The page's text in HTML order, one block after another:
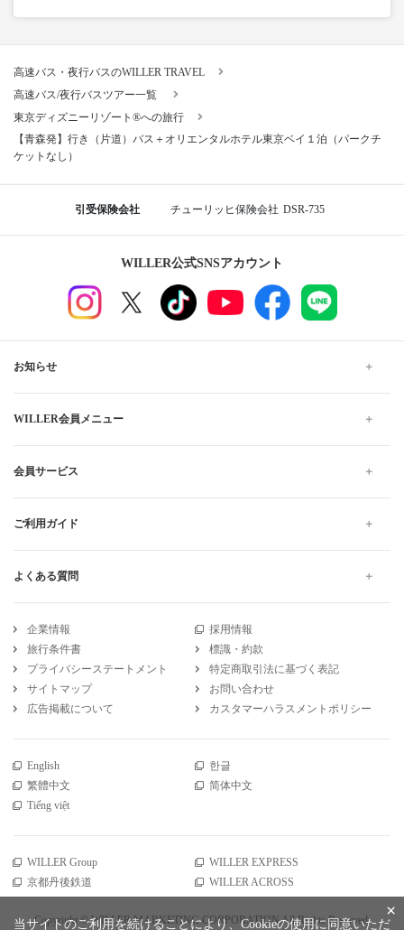
高速バス・夜行バスのWILLER TRAVEL
高速バス/夜行バスツアー一覧
東京ディズニーリゾート®への旅行
【青森発】行き（片道）バス＋オリエンタルホテル東京ベイ１泊（パークチ
ケットなし）
引受保険会社 チューリッヒ保険会社 DSR-735
WILLER公式SNSアカウント
お知らせ
WILLER会員メニュー
会員サービス
ご利用ガイド
よくある質問
企業情報
採用情報
旅行条件書
標識・約款
プライバシーステートメント
特定商取引法に基づく表記
サイトマップ
お問い合わせ
広告掲載について
カスタマーハラスメントポリシー
English
한글
繁體中文
简体中文
Tiếng việt
WILLER Group
WILLER EXPRESS
京都丹後鉄道
WILLER ACROSS
Copyright © WILLER MARKETING CORPORATION All Rights Reserved. ×
当サイトのご利用を続けることにより、Cookieの使用に同意いただ